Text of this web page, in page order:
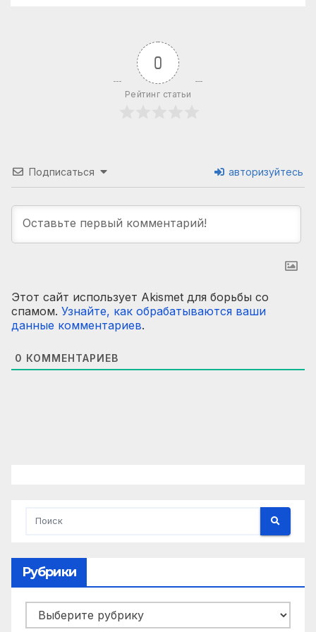
0
Рейтинг статьи
Подписаться авторизуйтесь
Этот сайт использует Akismet для борьбы со
спамом. Узнайте, как обрабатываются ваши
данные комментариев.
0 КОММЕНТАРИЕВ
Рубрики
Рубрики